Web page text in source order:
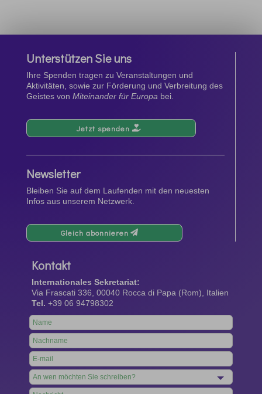
Unterstützen Sie uns
Ihre Spenden tragen zu Veranstaltungen und
Aktivitäten, sowie zur Förderung und Verbreitung des
Geistes von Miteinander für Europabei.
Jetzt spenden
Newsletter
Bleiben Sie auf dem Laufenden mit den neuesten
Infos aus unserem Netzwerk.
Gleich abonnieren
Kontakt
Internationales Sekretariat:
Via Frascati 336, 00040 Rocca di Papa (Rom), Italien
Tel. +39 06 94798302
Leave
this
field
blank